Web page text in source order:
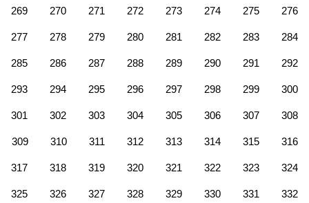
269 270 271 272 273 274 275 276
277 278 279 280 281 282 283 284
285 286 287 288 289 290 291 292
293 294 295 296 297 298 299 300
301 302 303 304 305 306 307 308
309 310 311 312 313 314 315 316
317 318 319 320 321 322 323 324
325 326 327 328 329 330 331 332